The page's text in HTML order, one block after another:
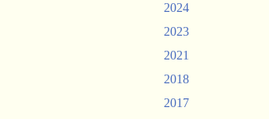
2024
2023
2021
2018
2017